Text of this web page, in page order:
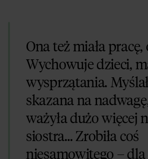
Ona też miała
Wychowuje dzieci,
wysprzątania.
skazana na
ważyła dużo więcej
siostra… Zrobiła coś
niesamowitego – dla